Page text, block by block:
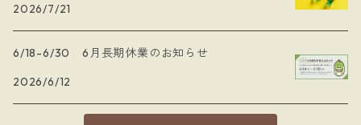
2026/7/21
6/18-6/30 6月長期休業のお知らせ
2026/6/12